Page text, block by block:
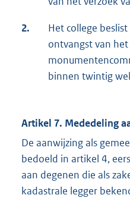
2.
Het college
ontvangst van
binnen twintig
Artikel 7. Mededeling
De aanwijzing als
bedoeld in artikel 4,
aan degenen die als
kadastrale legger